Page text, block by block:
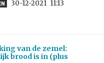
30-12-2021 11:13
van de zemel:
brood is in (plus